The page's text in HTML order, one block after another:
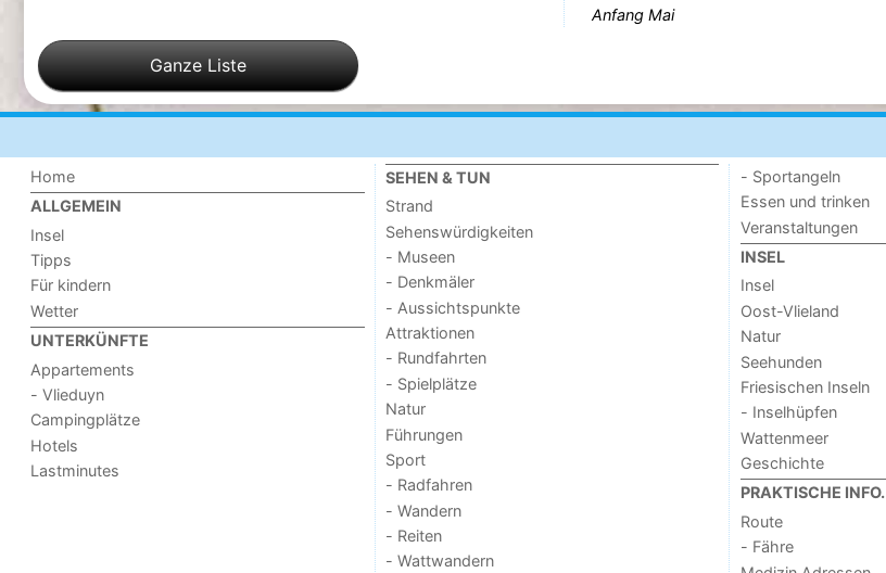
Anfang Mai
Ganze Liste
Home
ALLGEMEIN
Insel
Tipps
Für kindern
Wetter
UNTERKÜNFTE
Appartements
- Vlieduyn
Campingplätze
Hotels
Lastminutes
SEHEN & TUN
Strand
Sehenswürdigkeiten
- Museen
- Denkmäler
- Aussichtspunkte
Attraktionen
- Rundfahrten
- Spielplätze
Natur
Führungen
Sport
- Radfahren
- Wandern
- Reiten
- Wattwandern
- Sportangeln
Essen und trinken
Veranstaltungen
INSEL
Insel
Oost-Vlieland
Natur
Seehunden
Friesischen Inseln
- Inselhüpfen
Wattenmeer
Geschichte
PRAKTISCHE INFO.
Route
- Fähre